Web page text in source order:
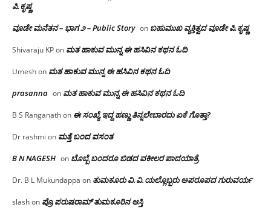
ಪಿ.ಕೃಷ್ಣ
ವೂಡೇ ಮನೆತನ – ಭಾಗ ೨ – Public Story on ಬಹುಮುಖ ವ್ಯಕ್ತಿತ್ವದ ವೂಡೇ ಪಿ.ಕೃಷ್ಣ
Shivaraju KPon ಮತ ಹಾಕುವ ಮುನ್ನ ಈ ಹಸಿವಿನ ಕಥನ ಓದಿ
Umeshon ಮತ ಹಾಕುವ ಮುನ್ನ ಈ ಹಸಿವಿನ ಕಥನ ಓದಿ
prasanna on ಮತ ಹಾಕುವ ಮುನ್ನ ಈ ಹಸಿವಿನ ಕಥನ ಓದಿ
B S Ranganathon ಈ ಸಂಖ್ಯೆ ಇದ್ದ ಹಣ್ಣು ತಿನ್ನಲೇಬಾರದು ಏಕೆ ಗೊತ್ತಾ?
Dr rashmi on ಮತ್ತೆ ಬಂದ ವಸಂತ
B N NAGESH on ಬೊಬ್ಬೆ ಬಂದರೂ ಬಿಡದ ವಕೀಲರ ಪಾದಯಾತ್ರೆ
Dr. B L Mukundappa on ತುಮಕೂರು‌ ವಿ.ವಿ.ಯಲ್ಲೊಬ್ಬರು ಅಪರೂಪದ ಗುರುವರ್ಯ
slashon ಪ್ರೊ.ಪರುಷರಾಮ್ ತುಮಕೂರಿನ ಆಸ್ತಿ